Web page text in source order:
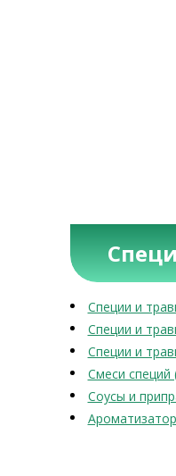
Специи и
Специи и
Специи и
Смеси специй
Соусы и